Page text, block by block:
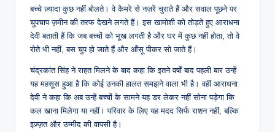
बच्चे ज़्यादा कुछ नहीं बोलते। वे कैमरे से नज़रें चुराते हैं और सवाल पूछने पर
चुपचाप ज़मीन की तरफ देखने लगते हैं। इस खामोशी को तोड़ते हुए आराधना
देवी बताती हैं कि जब बच्चों को भूख लगती है और घर में कुछ नहीं होता, तो वे
रोते भी नहीं, बस चुप हो जाते हैं और आँसू पीकर सो जाते हैं।
चंद्रकांत सिंह ने राहत मिलने के बाद कहा कि इतने वर्षों बाद पहली बार उन्हें
यह महसूस हुआ है कि कोई उनकी हालत समझने वाला भी है। वहीं आराधना
देवी ने कहा कि अब उन्हें बच्चों के सामने यह डर लेकर नहीं सोना पड़ेगा कि
कल खाना मिलेगा या नहीं। परिवार के लिए यह मदद सिर्फ राशन नहीं, बल्कि
इज़्ज़त और उम्मीद की वापसी है।